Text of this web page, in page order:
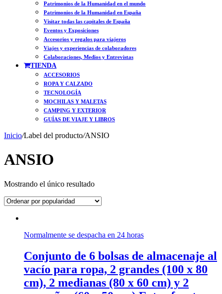
Patrimonios de la Humanidad en el mundo
Patrimonios de la Humanidad en España
Visitar todas las capitales de España
Eventos y Exposiciones
Accesorios y regalos para viajeros
Viajes y experiencias de colaboradores
Colaboraciones, Medios y Entrevistas
TIENDA
ACCESORIOS
ROPA Y CALZADO
TECNOLOGÍA
MOCHILAS Y MALETAS
CAMPING Y EXTERIOR
GUÍAS DE VIAJE Y LIBROS
Inicio/Label del producto/ANSIO
ANSIO
Mostrando el único resultado
Normalmente se despacha en 24 horas
Conjunto de 6 bolsas de almacenaje al
vacío para ropa, 2 grandes (100 x 80
cm), 2 medianas (80 x 60 cm) y 2